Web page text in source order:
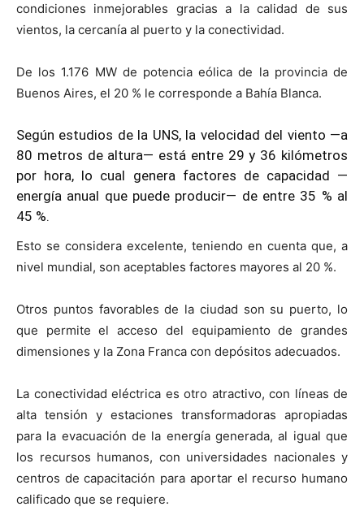
condiciones inmejorables gracias a la calidad de sus
vientos, la cercanía al puerto y la conectividad.
De los 1.176 MW de potencia eólica de la provincia de
Buenos Aires, el 20 % le corresponde a Bahía Blanca.
Según estudios de la UNS, la velocidad del viento —a
80 metros de altura— está entre 29 y 36 kilómetros
por hora, lo cual genera factores de capacidad —
energía anual que puede producir— de entre 35 % al
45 %.
Esto se considera excelente, teniendo en cuenta que, a
nivel mundial, son aceptables factores mayores al 20 %.
Otros puntos favorables de la ciudad son su puerto, lo
que permite el acceso del equipamiento de grandes
dimensiones y la Zona Franca con depósitos adecuados.
La conectividad eléctrica es otro atractivo, con líneas de
alta tensión y estaciones transformadoras apropiadas
para la evacuación de la energía generada, al igual que
los recursos humanos, con universidades nacionales y
centros de capacitación para aportar el recurso humano
calificado que se requiere.